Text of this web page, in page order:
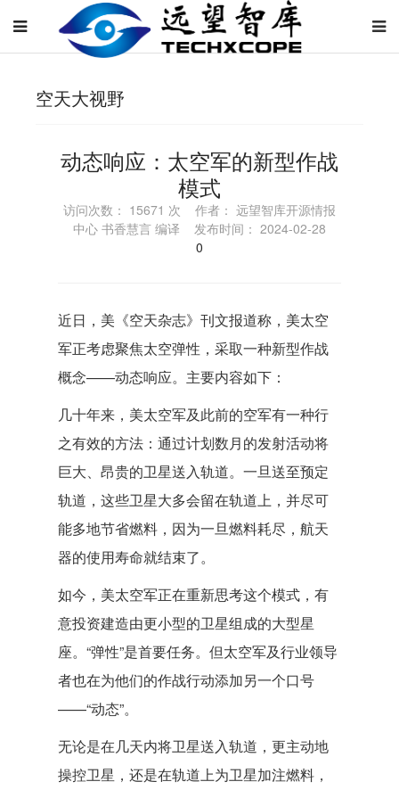
空天大视野
动态响应：太空军的新型作战
模式
访问次数： 15671 次 作者： 远望智库开源情报
中心 书香慧言 编译 发布时间： 2024-02-28
0
近日，美《空天杂志》刊文报道称，美太空
军正考虑聚焦太空弹性，采取一种新型作战
概念——动态响应。主要内容如下：
几十年来，美太空军及此前的空军有一种行
之有效的方法：通过计划数月的发射活动将
巨大、昂贵的卫星送入轨道。一旦送至预定
轨道，这些卫星大多会留在轨道上，并尽可
能多地节省燃料，因为一旦燃料耗尽，航天
器的使用寿命就结束了。
如今，美太空军正在重新思考这个模式，有
意投资建造由更小型的卫星组成的大型星
座。“弹性”是首要任务。但太空军及行业领导
者也在为他们的作战行动添加另一个口号
——“动态”。
无论是在几天内将卫星送入轨道，更主动地
操控卫星，还是在轨道上为卫星加注燃料，